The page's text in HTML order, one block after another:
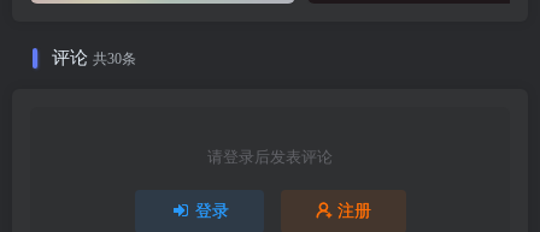
评论 共30条
请登录后发表评论
登录 注册